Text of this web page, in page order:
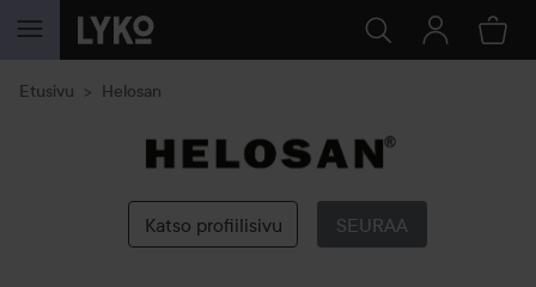
SIIRTYÄ JHK SISÄLTÖÖN
Etusivu Helosan
Helosan
Katso profiilisivu SEURAA